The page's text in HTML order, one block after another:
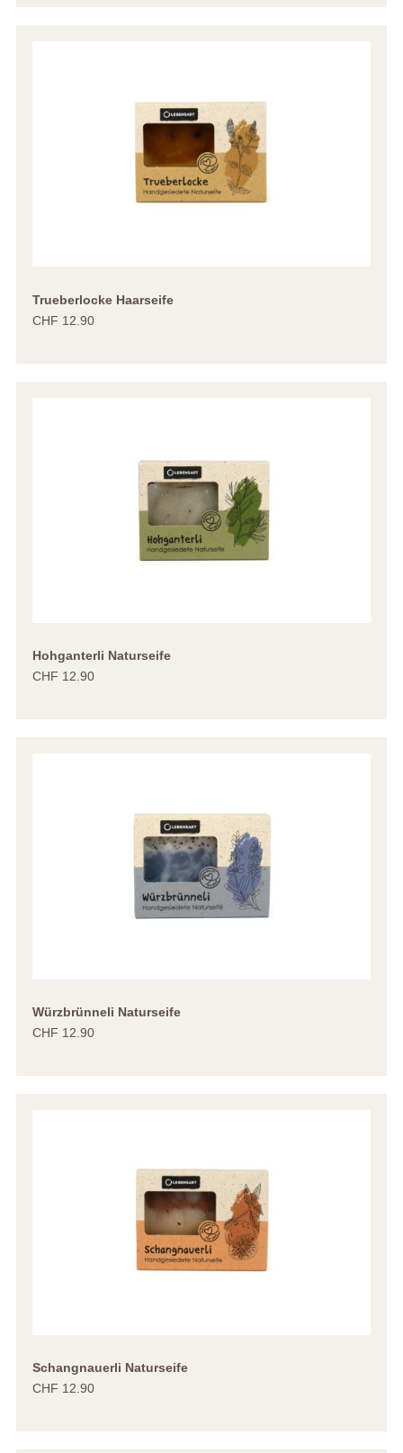
Trueberlocke Haarseife
CHF 12.90
Hohganterli Naturseife
CHF 12.90
Würzbrünneli Naturseife
CHF 12.90
Schangnauerli Naturseife
CHF 12.90